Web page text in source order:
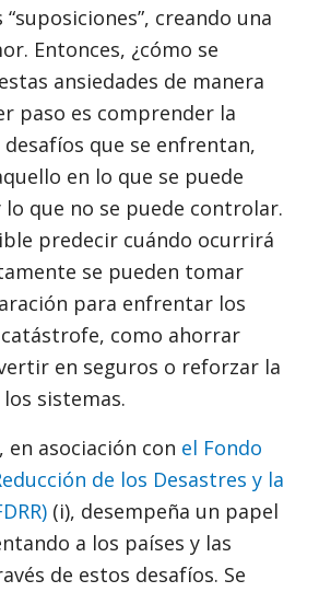
creando una
Entonces, ¿cómo se
ansiedades de manera
paso es comprender la
que se enfrentan,
en lo que se puede
que no se puede controlar.
predecir cuándo ocurrirá
se pueden tomar
para enfrentar los
como ahorrar
en seguros o reforzar la
sistemas.
en asociación con el Fondo
de los Desastres y la
(i), desempeña un papel
a los países y las
de estos desafíos. Se